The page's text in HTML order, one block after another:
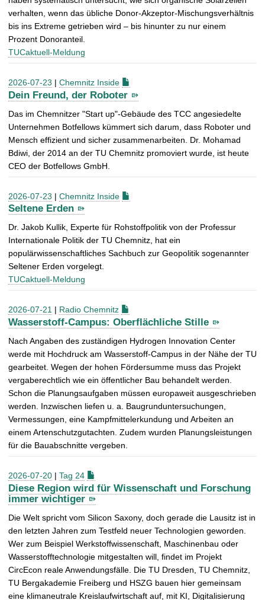
verhalten, wenn das übliche Donor‑Akzeptor‑Mischungsverhältnis
bis ins Extreme getrieben wird – bis hinunter zu nur einem
Prozent Donoranteil.
TUCaktuell-Meldung
2026-07-23 | Chemnitz Inside
Dein Freund, der Roboter
Das im Chemnitzer "Start up"-Gebäude des TCC angesiedelte
Unternehmen Botfellows kümmert sich darum, dass Roboter und
Mensch effizient und sicher zusammenarbeiten. Dr. Mohamad
Bdiwi, der 2014 an der TU Chemnitz promoviert wurde, ist heute
CEO der Botfellows GmbH.
2026-07-23 | Chemnitz Inside
Seltene Erden
Dr. Jakob Kullik, Experte für Rohstoffpolitik von der Professur
Internationale Politik der TU Chemnitz, hat ein
populärwissenschaftliches Sachbuch zur Geopolitik sogenannter
Seltener Erden vorgelegt.
TUCaktuell-Meldung
2026-07-21 | Radio Chemnitz
Wasserstoff-Campus: Oberflächliche Stille
Nach Angaben des zuständigen Hydrogen Innovation Center
werde mit Hochdruck am Wasserstoff-Campus in der Nähe der TU
gearbeitet. Wegen der hohen Fördersumme muss das Projekt
vergaberechtlich wie ein öffentlicher Bau behandelt werden.
Schon die Planungsaufgaben müssen europaweit ausgeschrieben
werden. Inzwischen liefen u. a. Baugrunduntersuchungen,
Vermessungen, eine Kampfmittelerkundung und Arbeiten an
einem Artenschutzgutachten. Zudem wurden Planungsleistungen
für die Bauabschnitte vergeben.
2026-07-20 | Tag 24
Diese Region wird für Wissenschaft und Forschung
immer wichtiger
Die Welt spricht vom Silicon Saxony, doch gerade die Lausitz ist in
den letzten Jahren zum Testfeld neuer Technologien geworden.
Wer zum Beispiel Werkstoffwissenschaft, Maschinenbau oder
Wasserstofftechnologie mitgestalten will, findet im Projekt
CircEcon reale Anwendungsfälle. Die TU Dresden, TU Chemnitz,
TU Bergakademie Freiberg und HSZG bauen hier gemeinsam
eine klimaneutrale Kreislaufwirtschaft auf, mit KI, Digitalisierung